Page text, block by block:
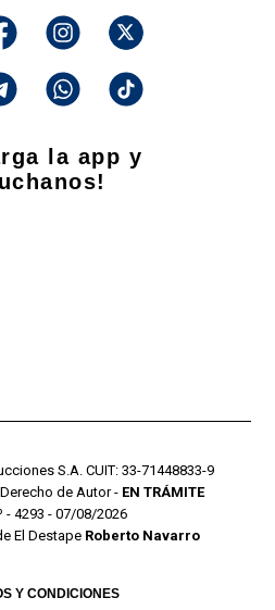
la app y
S.A. CUIT: 33-71448833-9
de Autor - EN TRÁMITE
- 4293 - 07/08/2026
El Destape Roberto Navarro
Y CONDICIONES